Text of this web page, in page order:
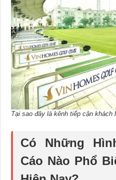
Tại sao đây là kênh tiếp cận khách
Có Những
Cáo Nào Phổ